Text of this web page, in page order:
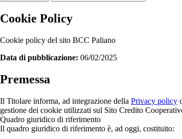
Cookie Policy
Cookie policy del sito BCC Paliano
Data di pubblicazione: 06/02/2025
Premessa
Il Titolare informa, ad integrazione della Privacy policy
gestione dei cookie utilizzati sul Sito Credito
Quadro giuridico di riferimento
Il quadro giuridico di riferimento è, ad oggi, costituito: